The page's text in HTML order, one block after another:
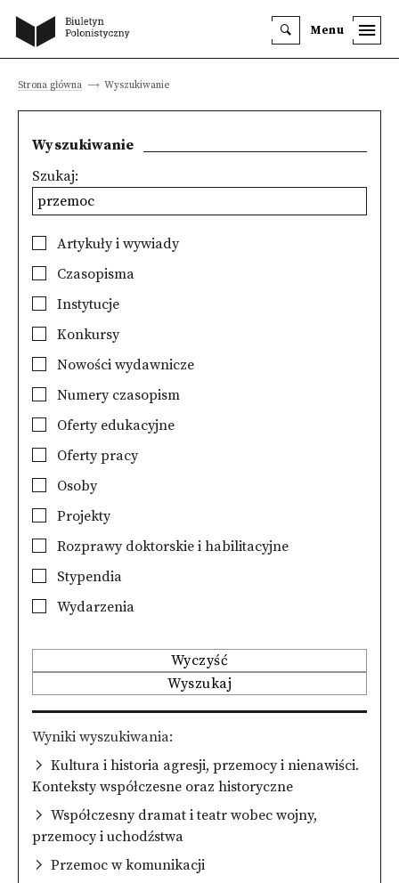
Menu
Strona główna Wyszukiwanie
Wyszukiwanie
Szukaj:
Artykuły i wywiady
Czasopisma
Instytucje
Konkursy
Nowości wydawnicze
Numery czasopism
Oferty edukacyjne
Oferty pracy
Osoby
Projekty
Rozprawy doktorskie i habilitacyjne
Stypendia
Wydarzenia
Wyczyść
Wyszukaj
Wyniki wyszukiwania
Kultura i historia agresji, przemocy i nienawiści.
Konteksty współczesne oraz historyczne
Współczesny dramat i teatr wobec wojny,
przemocy i uchodźstwa
Przemoc w komunikacji